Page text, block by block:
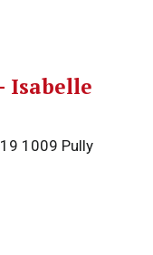
Isabelle
1009 Pully